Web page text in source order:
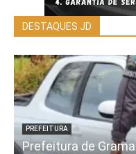
DESTAQUES JD
PREFEITURA
Prefeitura de